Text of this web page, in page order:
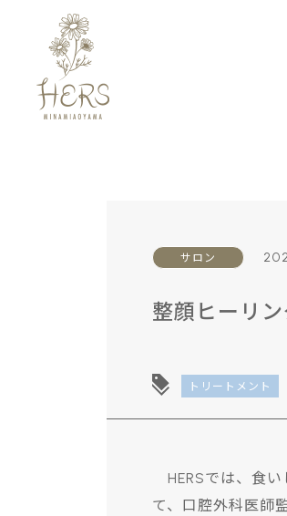
サロン
整顔ヒーリ
トリートメント
HERSでは、食い
て、口腔外科医師